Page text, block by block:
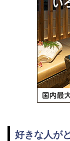
好きな人が